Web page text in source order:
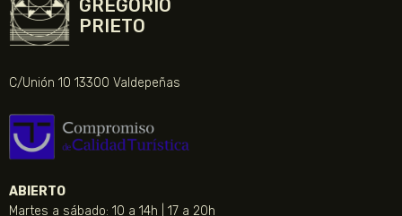
GREGORIO
PRIETO
C/Unión 10 13300 Valdepeñas
ABIERTO
Martes a sábado: 10 a 14h | 17 a 20h